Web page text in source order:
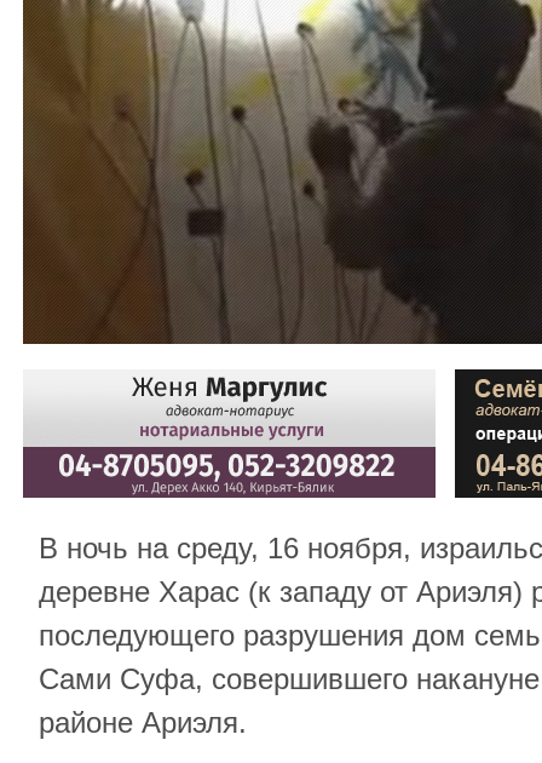
В ночь на среду, 16 ноября,
деревне Харас (к западу от Ариэля)
последующего разрушения дом
Сами Суфа, совершившего накануне
районе Ариэля.